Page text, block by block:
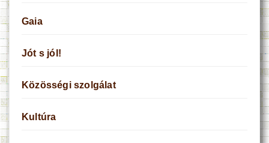
Gaia
Jót s jól!
Közösségi szolgálat
Kultúra